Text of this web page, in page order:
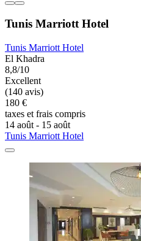
Tunis Marriott Hotel
Tunis Marriott Hotel
El Khadra
8,8/10
Excellent
(140 avis)
180 €
taxes et frais compris
14 août - 15 août
Tunis Marriott Hotel